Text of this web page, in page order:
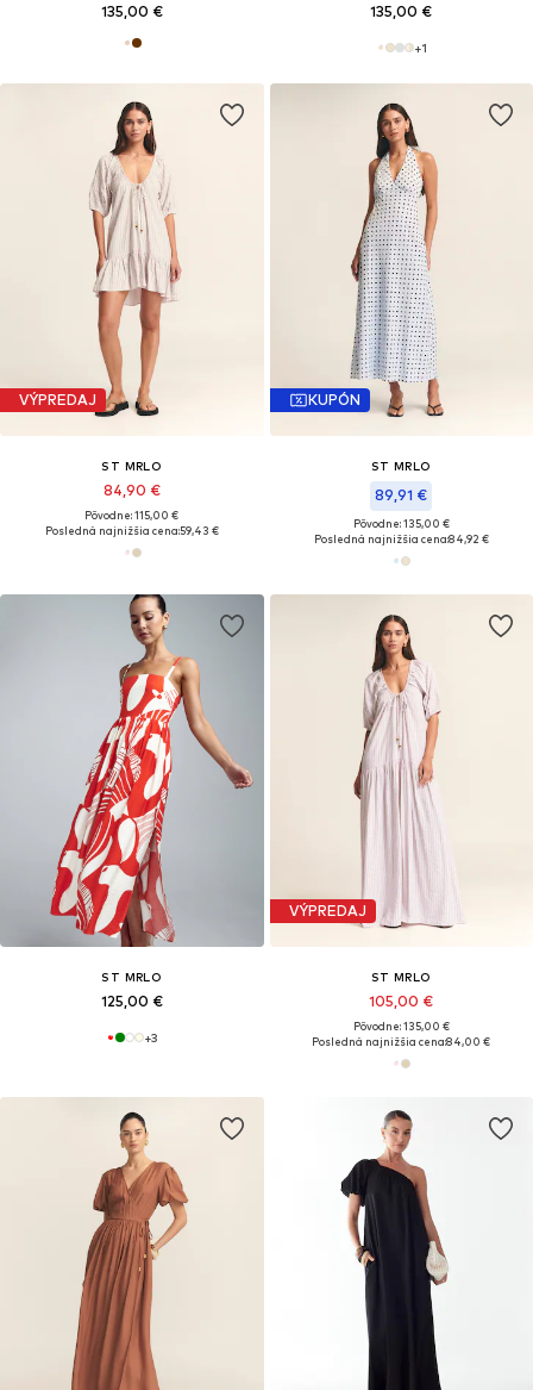
135,00 € 135,00 €
+1
VÝPREDAJ
ST MRLO
84,90 €
Pôvodne: 115,00 €
Posledná najnižšia cena:59,43 €
KUPÓN
ST MRLO
89,91 €
Pôvodne: 135,00 €
Posledná najnižšia cena:84,92 €
ST MRLO
125,00 €
+3
VÝPREDAJ
ST MRLO
105,00 €
Pôvodne: 135,00 €
Posledná najnižšia cena:84,00 €